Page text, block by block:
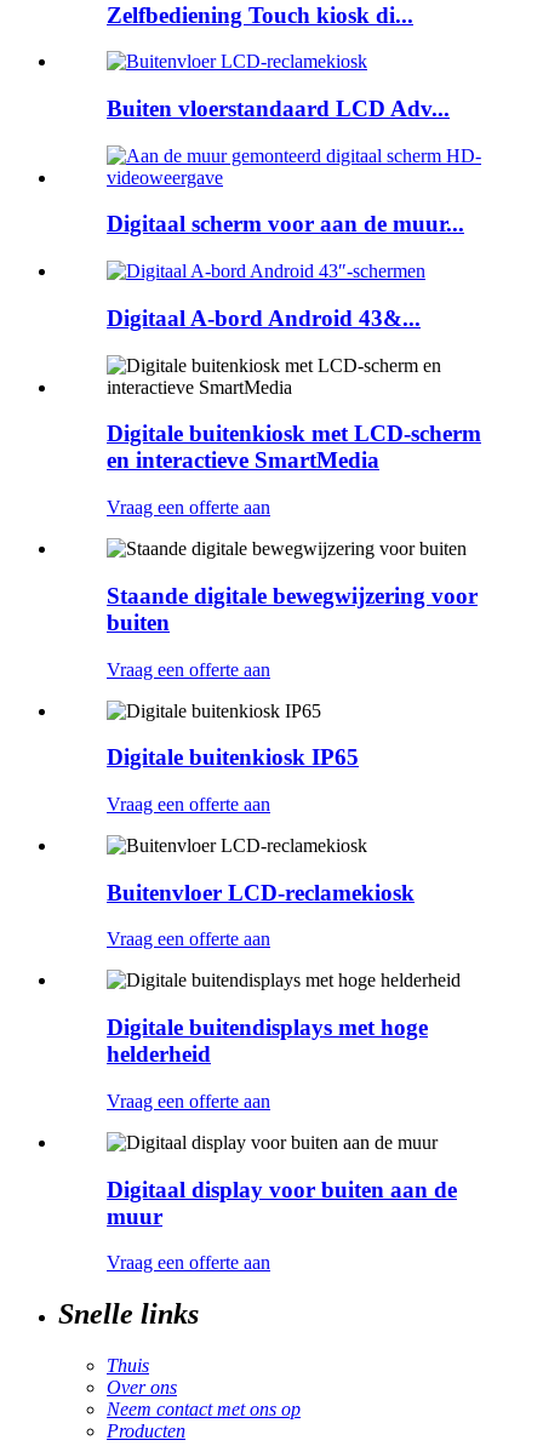
Zelfbediening Touch kiosk di...
Buiten vloerstandaard LCD Adv...
Digitaal scherm voor aan de muur...
Digitaal A-bord Android 43&...
Digitale buitenkiosk met LCD-scherm
en interactieve SmartMedia
Vraag een offerte aan
Staande digitale bewegwijzering voor
buiten
Vraag een offerte aan
Digitale buitenkiosk IP65
Vraag een offerte aan
Buitenvloer LCD-reclamekiosk
Vraag een offerte aan
Digitale buitendisplays met hoge
helderheid
Vraag een offerte aan
Digitaal display voor buiten aan de
muur
Vraag een offerte aan
Snelle links
Thuis
Over ons
Neem contact met ons op
Producten